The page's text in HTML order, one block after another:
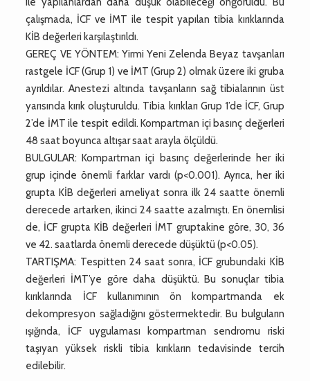
çalışmada, İCF ve İMT ile tespit yapılan tibia kırıklarında
KİB değerleri karşılaştırıldı.
GEREÇ VE YÖNTEM: Yirmi Yeni Zelenda Beyaz tavşanları
rastgele İCF (Grup 1) ve İMT (Grup 2) olmak üzere iki gruba
ayrıldılar. Anestezi altında tavşanların sağ tibialarının üst
yarısında kırık oluşturuldu. Tibia kırıkları Grup 1’de İCF, Grup
2’de İMT ile tespit edildi. Kompartman içi basınç değerleri
48 saat boyunca altışar saat arayla ölçüldü.
BULGULAR: Kompartman içi basınç değerlerinde her iki
grup içinde önemli farklar vardı (p<0.001). Ayrıca, her iki
grupta KİB değerleri ameliyat sonra ilk 24 saatte önemli
derecede artarken, ikinci 24 saatte azalmıştı. En önemlisi
de, İCF grupta KİB değerleri İMT gruptakine göre, 30, 36
ve 42. saatlarda önemli derecede düşüktü (p<0.05).
TARTIŞMA: Tespitten 24 saat sonra, İCF grubundaki KİB
değerleri İMT’ye göre daha düşüktü. Bu sonuçlar tibia
kırıklarında İCF kullanımının ön kompartmanda ek
dekompresyon sağladığını göstermektedir. Bu bulguların
ışığında, İCF uygulaması kompartman sendromu riski
taşıyan yüksek riskli tibia kırıkların tedavisinde tercih
edilebilir.